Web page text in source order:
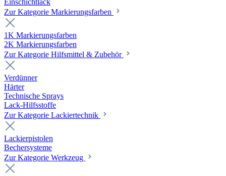
Einschichtlack
Zur Kategorie Markierungsfarben
1K Markierungsfarben
2K Markierungsfarben
Zur Kategorie Hilfsmittel & Zubehör
Verdünner
Härter
Technische Sprays
Lack-Hilfsstoffe
Zur Kategorie Lackiertechnik
Lackierpistolen
Bechersysteme
Zur Kategorie Werkzeug